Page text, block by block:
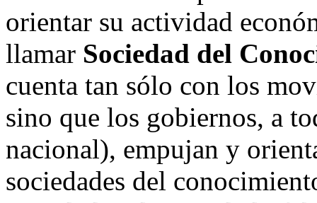
orientar su actividad
llamar Sociedad del
cuenta tan sólo con los
sino que los gobiernos, a
nacional), empujan y
sociedades del